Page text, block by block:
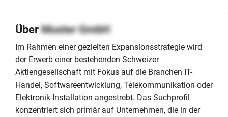
ÜberMuster GmbH
Im Rahmen einer gezielten Expansionsstrategie wird
der Erwerb einer bestehenden Schweizer
Aktiengesellschaft mit Fokus auf die Branchen IT-
Handel, Softwareentwicklung, Telekommunikation oder
Elektronik-Installation angestrebt. Das Suchprofil
konzentriert sich primär auf Unternehmen, die in der